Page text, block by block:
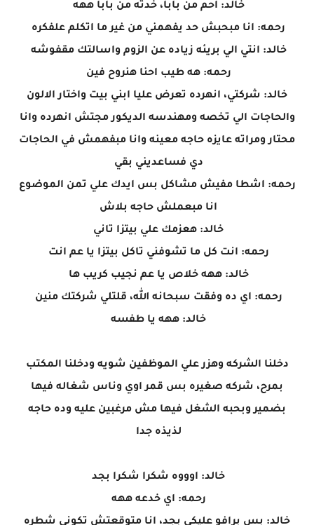
خالد: احم من بابا، خدته من بابا ههه
رحمه: انا مبحبش حد يفهمني من غير ما اتكلم علفكره
خالد: انتي الي بريئه زياده عن الزوم واسالتك مقفوشه
رحمه: هه طيب احنا هنروح فين
خالد: شركتي، انهرده تعرض عليا ابني بيت واختار الالون
والحاجات الي تخصه ومهندسه الديكور مجتش انهرده وانا
محتار ومراته عايزه حاجه معينه وانا مبفهمش في الحاجات
دي فساعديني بقي
رحمه: اشطا مفيش مشاكل بس ايدك علي تمن الموضوع
انا مبعملش حاجه بلاش
خالد: هعزمك علي بيتزا تاني
رحمه: انت كل ما تشوفني تاكل بيتزا يا عم انت
خالد: ههه خلاص يا عم نجيب كريب ها
رحمه: اي ده وفقت سبحانه الله، قلتلي شركتك منين
خالد: ههه يا طفسه
دخلنا الشركه وهزر علي الموظفين شويه ودخلنا المكتب
بمرح، شركه صغيره بس قمر اوي وناس شغاله فيها
بضمير وبحبه الشغل فيها مش مرغبين عليه وده حاجه
لذيذه جدا
خالد: اوووه شكرا شكرا بجد
رحمه: اي خدعه ههه
خالد: بس برافو عليكي بجد، انا متوقعتش تكوني شطره